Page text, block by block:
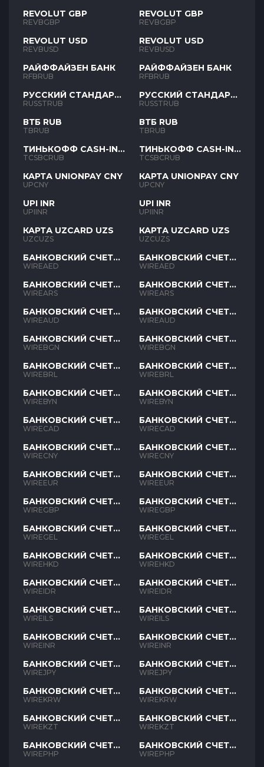
REVOLUT GBP
REVBGBP
REVOLUT USD
REVBUSD
РАЙФФАЙЗЕН БАНК
RFBRUB
РУССКИЙ СТАНДАРТ
RUB
RUSSTRUB
ВТБ RUB
TBRUB
ТИНЬКОФФ CASH-IN
RUB
TCSBCRUB
КАРТА UNIONPAY CNY
UPCNY
UPI INR
UPIINR
КАРТА UZCARD UZS
UZCUZS
БАНКОВСКИЙ СЧЕТ
AED
WIREAED
БАНКОВСКИЙ СЧЕТ
ARS
WIREARS
БАНКОВСКИЙ СЧЕТ
AUD
WIREAUD
БАНКОВСКИЙ СЧЕТ
BGN
WIREBGN
БАНКОВСКИЙ СЧЕТ
BRL
WIREBRL
БАНКОВСКИЙ СЧЕТ
BYN
WIREBYN
БАНКОВСКИЙ СЧЕТ
CAD
WIRECAD
БАНКОВСКИЙ СЧЕТ
CNY
WIRECNY
БАНКОВСКИЙ СЧЕТ
EUR
WIREEUR
БАНКОВСКИЙ СЧЕТ
GBP
WIREGBP
БАНКОВСКИЙ СЧЕТ
GEL
WIREGEL
БАНКОВСКИЙ СЧЕТ
HKD
WIREHKD
БАНКОВСКИЙ СЧЕТ
IDR
WIREIDR
БАНКОВСКИЙ СЧЕТ
ILS
WIREILS
БАНКОВСКИЙ СЧЕТ
INR
WIREINR
БАНКОВСКИЙ СЧЕТ
JPY
WIREJPY
БАНКОВСКИЙ СЧЕТ
KRW
WIREKRW
БАНКОВСКИЙ СЧЕТ
KZT
WIREKZT
БАНКОВСКИЙ СЧЕТ
PHP
WIREPHP
REVOLUT GBP
REVBGBP
REVOLUT USD
REVBUSD
РАЙФФАЙЗЕН БАНК
RFBRUB
РУССКИЙ СТАНДАРТ
RUB
RUSSTRUB
ВТБ RUB
TBRUB
ТИНЬКОФФ CASH-IN
RUB
TCSBCRUB
КАРТА UNIONPAY CNY
UPCNY
UPI INR
UPIINR
КАРТА UZCARD UZS
UZCUZS
БАНКОВСКИЙ СЧЕТ
AED
WIREAED
БАНКОВСКИЙ СЧЕТ
ARS
WIREARS
БАНКОВСКИЙ СЧЕТ
AUD
WIREAUD
БАНКОВСКИЙ СЧЕТ
BGN
WIREBGN
БАНКОВСКИЙ СЧЕТ
BRL
WIREBRL
БАНКОВСКИЙ СЧЕТ
BYN
WIREBYN
БАНКОВСКИЙ СЧЕТ
CAD
WIRECAD
БАНКОВСКИЙ СЧЕТ
CNY
WIRECNY
БАНКОВСКИЙ СЧЕТ
EUR
WIREEUR
БАНКОВСКИЙ СЧЕТ
GBP
WIREGBP
БАНКОВСКИЙ СЧЕТ
GEL
WIREGEL
БАНКОВСКИЙ СЧЕТ
HKD
WIREHKD
БАНКОВСКИЙ СЧЕТ
IDR
WIREIDR
БАНКОВСКИЙ СЧЕТ
ILS
WIREILS
БАНКОВСКИЙ СЧЕТ
INR
WIREINR
БАНКОВСКИЙ СЧЕТ
JPY
WIREJPY
БАНКОВСКИЙ СЧЕТ
KRW
WIREKRW
БАНКОВСКИЙ СЧЕТ
KZT
WIREKZT
БАНКОВСКИЙ СЧЕТ
PHP
WIREPHP